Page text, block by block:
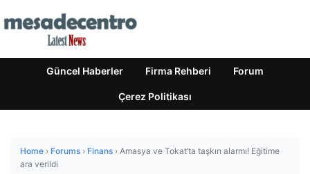
Güncel Haberler Firma Rehberi Forum
Çerez Politikası
Home › Forums › Finans › Amasya ve Tokat’ta taşkın alarmı! Eğitime
ara verildi